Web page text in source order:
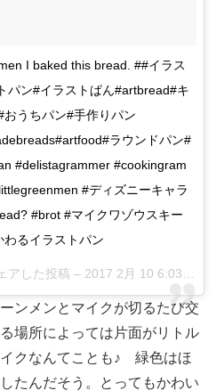
I baked this bread. ##イラス
パン#イラストぱん#artbread#キ
うちパン#手作りパン
ラウンドパン#
#delistagrammer #cookingram
#ディズニーキャラ
#brot #マイクワゾウスキー
るイラストパン
アした投稿 – 2017 2月 10 6:03午前 PST
ンメンとマイクが切るたび交
場所によっては片面がリトル
クなんてことも♪ 緑色はほ
たんだそう。とってもかわい